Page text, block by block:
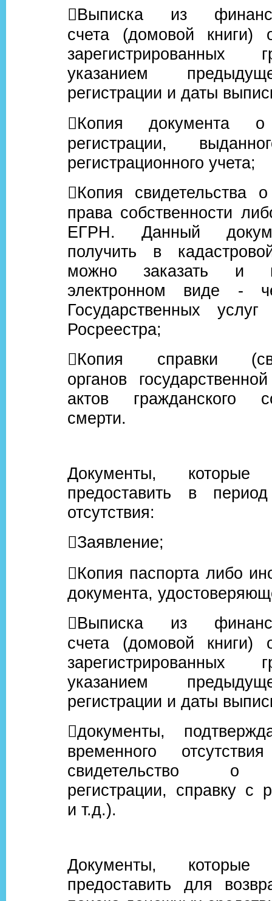
Выписка из
счета (домовой книги)
указанием
регистрации и даты
Копия документа о
регистрации,
регистрационного учета;
Копия свидетельства о
права собственности
ЕГРН. Данный
получить в
можно заказать и
электронном виде -
Государственных
Росреестра;
Копия справки
органов
актов гражданского
смерти.
Документы, которые
предоставить в
отсутствия:
Заявление;
Копия паспорта либо
документа,
Выписка из
счета (домовой книги)
указанием
регистрации и даты
документы,
временного
свидетельство о
регистрации, справку с
и т.д.).
Документы, которые
предоставить для